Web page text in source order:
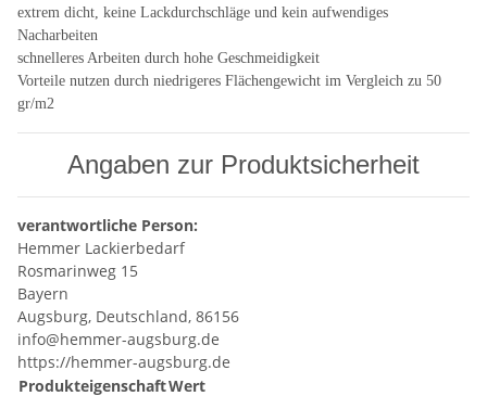
extrem dicht, keine Lackdurchschläge und kein aufwendiges
Nacharbeiten
schnelleres Arbeiten durch hohe Geschmeidigkeit
Vorteile nutzen durch niedrigeres Flächengewicht im Vergleich zu 50
gr/m2
Angaben zur Produktsicherheit
verantwortliche Person:
Hemmer Lackierbedarf
Rosmarinweg 15
Bayern
Augsburg, Deutschland, 86156
info@hemmer-augsburg.de
https://hemmer-augsburg.de
ProdukteigenschaftWert